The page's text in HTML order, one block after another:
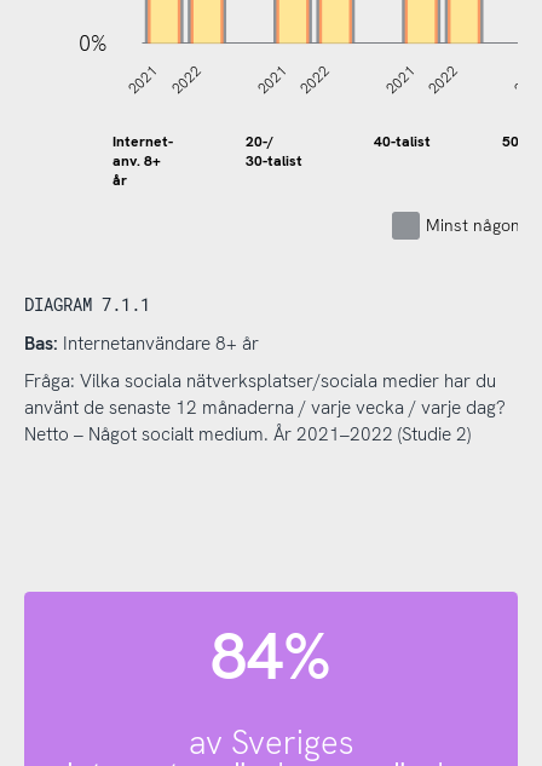
0%
Internet-
anv. 8+
år
20-/
30-talist
40-talist 50-
2021 2022 2021 2022 2021 2022
Minst någon
DIAGRAM 7.1.1
Bas: Internetanvändare 8+ år
Fråga: Vilka sociala nätverksplatser/sociala medier har du
använt de senaste 12 månaderna / varje vecka / varje dag?
Netto – Något socialt medium. År 2021–2022 (Studie 2)
84%
av Sveriges